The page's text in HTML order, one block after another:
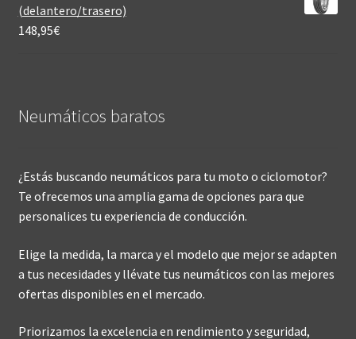
(delantero/trasero)
148,95€
Neumáticos baratos
¿Estás buscando neumáticos para tu moto o ciclomotor?
Te ofrecemos una amplia gama de opciones para que
personalices tu experiencia de conducción.
Elige la medida, la marca y el modelo que mejor se adapten
a tus necesidades y llévate tus neumáticos con las mejores
ofertas disponibles en el mercado.
Priorizamos la excelencia en rendimiento y seguridad,